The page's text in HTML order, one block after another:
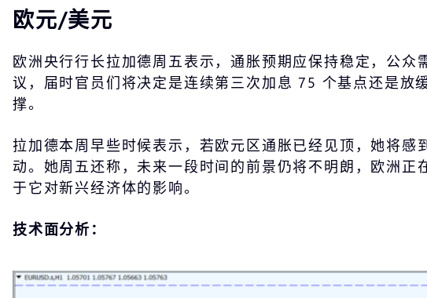
欧元/美元
欧洲央行行长拉加德周五表示，通胀预期应保持稳定，公
议，届时官员们将决定是连续第三次加息 75 个基点还是
撑。
拉加德本周早些时候表示，若欧元区通胀已经见顶，她将
动。她周五还称，未来一段时间的前景仍将不明朗，欧洲
于它对新兴经济体的影响。
技术面分析：